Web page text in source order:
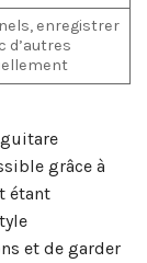
enregistrer
d’autres
grâce à
étant
et de garder